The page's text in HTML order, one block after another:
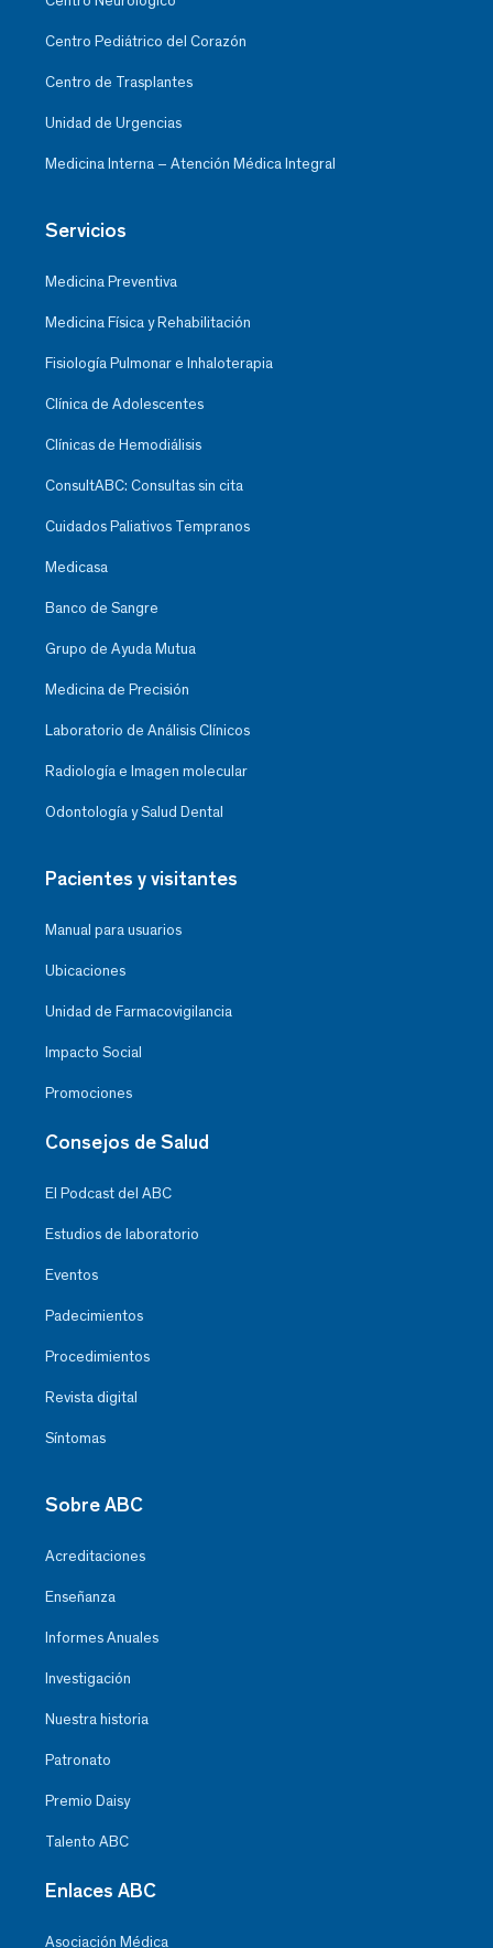
Centro Pediátrico del Corazón
Centro de Trasplantes
Unidad de Urgencias
Medicina Interna – Atención Médica Integral
Servicios
Medicina Preventiva
Medicina Física y Rehabilitación
Fisiología Pulmonar e Inhaloterapia
Clínica de Adolescentes
Clínicas de Hemodiálisis
ConsultABC: Consultas sin cita
Cuidados Paliativos Tempranos
Medicasa
Banco de Sangre
Grupo de Ayuda Mutua
Medicina de Precisión
Laboratorio de Análisis Clínicos
Radiología e Imagen molecular
Odontología y Salud Dental
Pacientes y visitantes
Manual para usuarios
Ubicaciones
Unidad de Farmacovigilancia
Impacto Social
Promociones
Consejos de Salud
El Podcast del ABC
Estudios de laboratorio
Eventos
Padecimientos
Procedimientos
Revista digital
Síntomas
Sobre ABC
Acreditaciones
Enseñanza
Informes Anuales
Investigación
Nuestra historia
Patronato
Premio Daisy
Talento ABC
Enlaces ABC
Asociación Médica